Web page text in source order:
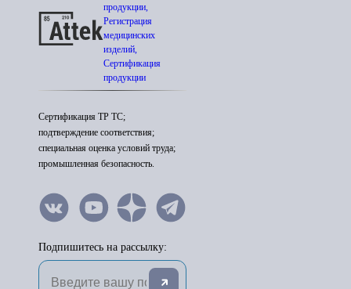
продукции,
Регистрация
медицинских
изделий,
Сертификация
продукции
Сертификация ТР ТС;
подтверждение соответствия;
специальная оценка условий труда;
промышленная безопасность.
Подпишитесь на рассылку: